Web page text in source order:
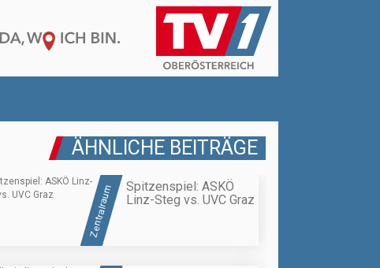
ÄHNLICHE BEITRÄGE
Zentralraum
Spitzenspiel: ASKÖ
Linz-Steg vs. UVC Graz